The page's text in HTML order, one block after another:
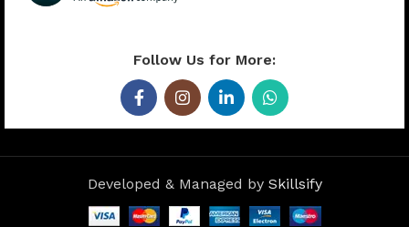
Follow Us for More:
Developed & Managed by Skillsify